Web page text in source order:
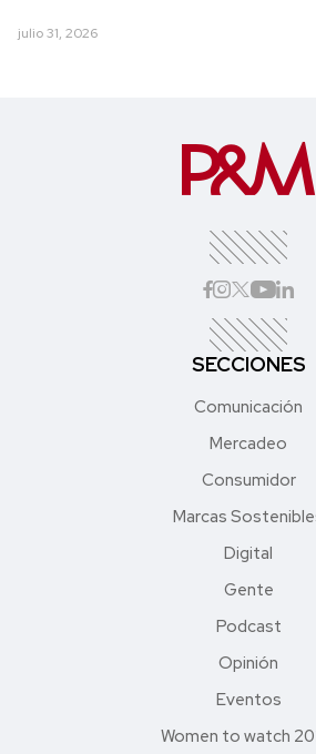
julio 31, 2026
SECCIONES
Comunicación
Mercadeo
Consumidor
Marcas
Digital
Gente
Podcast
Opinión
Eventos
Women to watch